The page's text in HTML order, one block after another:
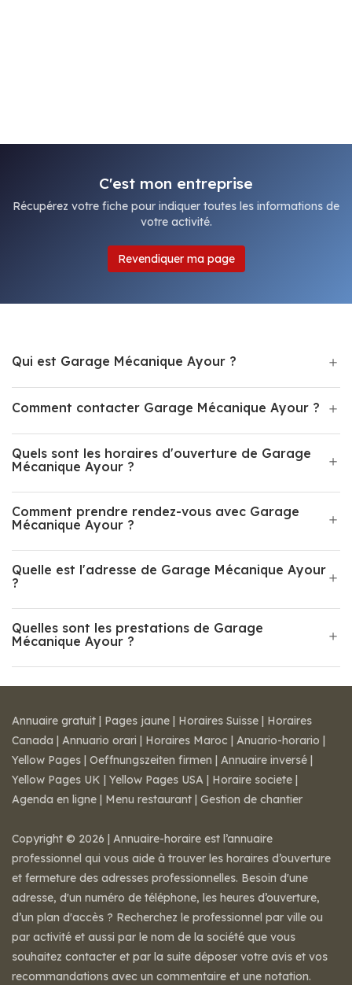
C'est mon entreprise
Récupérez votre fiche pour indiquer toutes les informations de
votre activité.
Revendiquer ma page
Qui est Garage Mécanique Ayour ?
Comment contacter Garage Mécanique Ayour ?
Quels sont les horaires d'ouverture de Garage
Mécanique Ayour ?
Comment prendre rendez-vous avec Garage
Mécanique Ayour ?
Quelle est l'adresse de Garage Mécanique Ayour
?
Quelles sont les prestations de Garage
Mécanique Ayour ?
Annuaire gratuit | Pages jaune | Horaires Suisse | Horaires
Canada | Annuario orari | Horaires Maroc | Anuario-horario |
Yellow Pages | Oeffnungszeiten firmen | Annuaire inversé |
Yellow Pages UK | Yellow Pages USA | Horaire societe |
Agenda en ligne | Menu restaurant | Gestion de chantier
Copyright © 2026 | Annuaire-horaire est l’annuaire
professionnel qui vous aide à trouver les horaires d’ouverture
et fermeture des adresses professionnelles. Besoin d'une
adresse, d'un numéro de téléphone, les heures d’ouverture,
d’un plan d'accès ? Recherchez le professionnel par ville ou
par activité et aussi par le nom de la société que vous
souhaitez contacter et par la suite déposer votre avis et vos
recommandations avec un commentaire et une notation.